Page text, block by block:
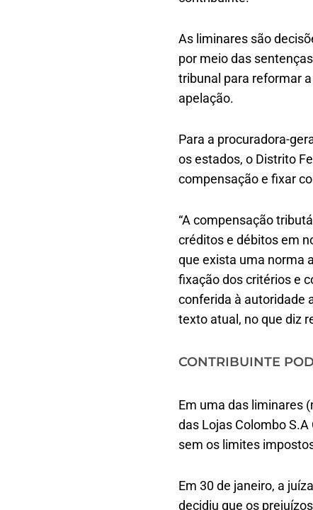
As liminares são
por meio das
tribunal para reformar
apelação.
Para a procuradora-
os estados, o Distrito
compensação e fixar
“A compensação
créditos e débitos em
que exista uma norma
fixação dos critérios e
conferida à autoridade
texto atual, no que diz
CONTRIBUINTE
Em uma das liminares
das Lojas Colombo
sem os limites
Em 30 de janeiro, a
decidiu que os